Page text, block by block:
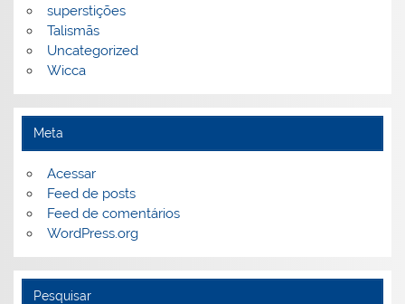
superstições
Talismãs
Uncategorized
Wicca
Meta
Acessar
Feed de posts
Feed de comentários
WordPress.org
Pesquisar